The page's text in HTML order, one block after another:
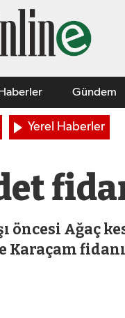
Gündem
Yerel Haberler
öncesi Ağaç
Karaçam fidanı